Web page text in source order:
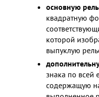
основную
квадратную
которой
выпуклую
знака по всей
содержащую